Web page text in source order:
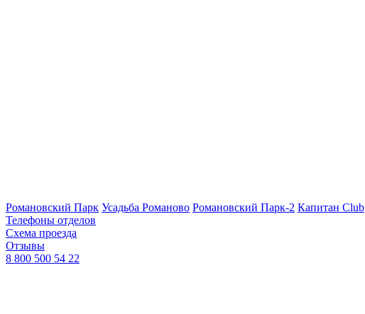
Романовский Парк Усадьба Романово Романовский Парк-2 Капитан Club
Телефоны отделов
Схема проезда
Отзывы
8 800 500 54 22